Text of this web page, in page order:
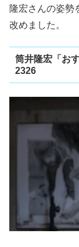
隆宏さんの姿勢
改めました。
筒井隆宏「お
2326